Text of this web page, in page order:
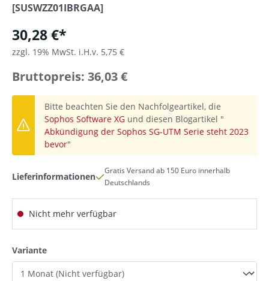
[SUSWZZ01IBRGAA]
30,28 €*
zzgl. 19% MwSt. i.H.v. 5,75 €
Bruttopreis: 36,03 €
Bitte beachten Sie den Nachfolgeartikel, die
Sophos Software XG und diesen Blogartikel "
Abkündigung der Sophos SG-UTM Serie steht 2023
bevor"
Lieferinformationen
Gratis Versand ab 150 Euro innerhalb
Deutschlands
Nicht mehr verfügbar
Varianteauswählen